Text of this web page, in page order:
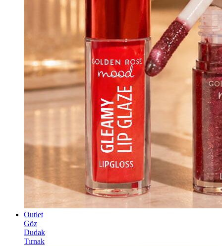
Outlet
Göz
Dudak
Tırnak